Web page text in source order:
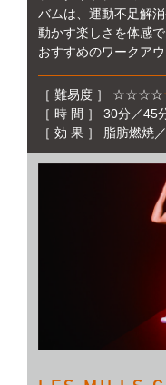
バムは、運動不足解
動かす楽しさを体感
おすすめのワークアウ
［ 難易度 ］ ☆☆☆☆
［ 時 間 ］ 30分／45
［ 効 果 ］ 脂肪燃焼